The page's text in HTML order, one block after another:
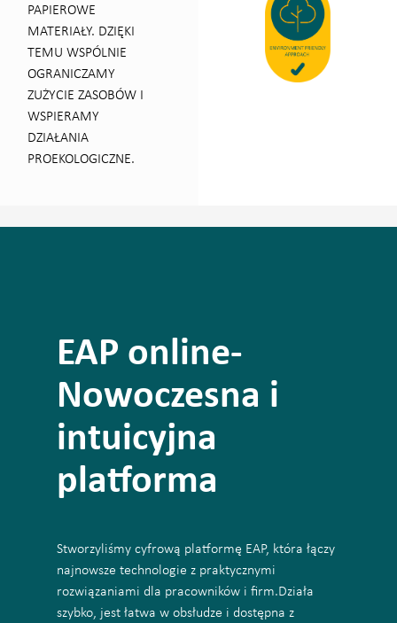
PAPIEROWE
MATERIAŁY. DZIĘKI
TEMU WSPÓLNIE
OGRANICZAMY
ZUŻYCIE ZASOBÓW I
WSPIERAMY
DZIAŁANIA
PROEKOLOGICZNE.
EAP online-
Nowoczesna i
intuicyjna
platforma
Stworzyliśmy cyfrową platformę EAP, która łączy
najnowsze technologie z praktycznymi
rozwiązaniami dla pracowników i firm.Działa
szybko, jest łatwa w obsłudze i dostępna z